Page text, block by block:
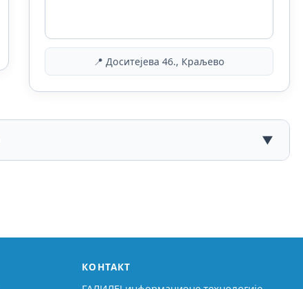
📍 Доситејева 46., Краљево
▼
КОНТАКТ